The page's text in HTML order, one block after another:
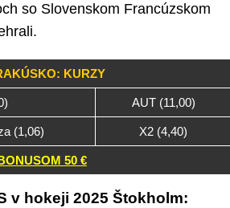
so Slovenskom Francúzskom
KURZY
AUT (11,00)
(1,06) X2 (4,40)
50 €
v hokeji 2025 Štokholm: